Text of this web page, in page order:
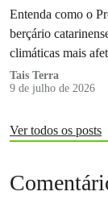
Entenda como o
berçário
climáticas mais
Tais Terra
9 de julho de 2026
Ver todos os posts